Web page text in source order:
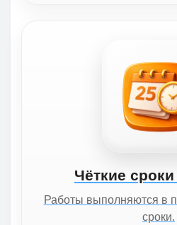
Чёткие
Работы выполняются в
сроки.